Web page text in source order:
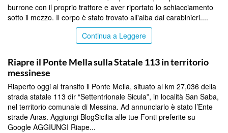
burrone con il proprio trattore e aver riportato lo schiacciamento
sotto il mezzo. Il corpo è stato trovato all'alba dai carabinieri....
Continua a Leggere
Riapre il Ponte Mella sulla Statale 113 in territorio
messinese
Riaperto oggi al transito il Ponte Mella, situato al km 27,036 della
strada statale 113 dir “Settentrionale Sicula”, in località San Saba,
nel territorio comunale di Messina. Ad annunciarlo è stato l’Ente
strade Anas. Aggiungi BlogSicilia alle tue Fonti preferite su
Google AGGIUNGI Riape...